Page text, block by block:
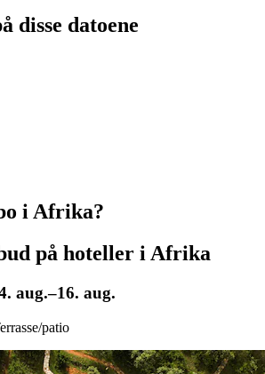
disse datoene
i Afrika?
på hoteller i Afrika
aug.–16. aug.